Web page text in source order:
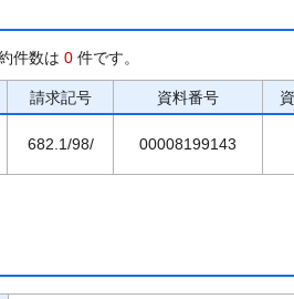
件数は 0 件です。
請求記号 資料番号
682.1/98/ 00008199143